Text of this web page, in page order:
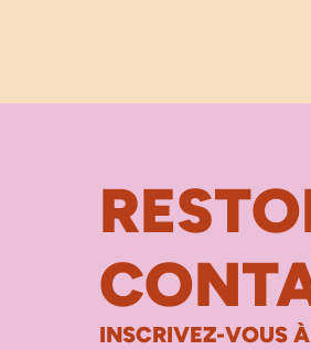
INSCRIVEZ-VOUS